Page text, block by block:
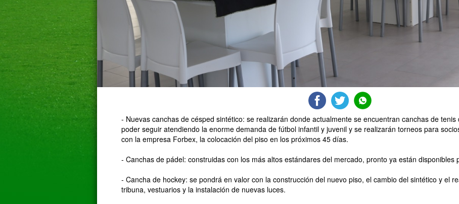
- Nuevas canchas de césped sintético: se realizarán donde actualmente se encuentran canchas de
poder seguir atendiendo la enorme demanda de fútbol infantil y juvenil y se realizarán torneos para
con la empresa Forbex, la colocación del piso en los próximos 45 días.
- Canchas de pádel: construidas con los más altos estándares del mercado, pronto ya están disponibles
- Cancha de hockey: se pondrá en valor con la construcción del nuevo piso, el cambio del sintético y el
tribuna, vestuarios y la instalación de nuevas luces.